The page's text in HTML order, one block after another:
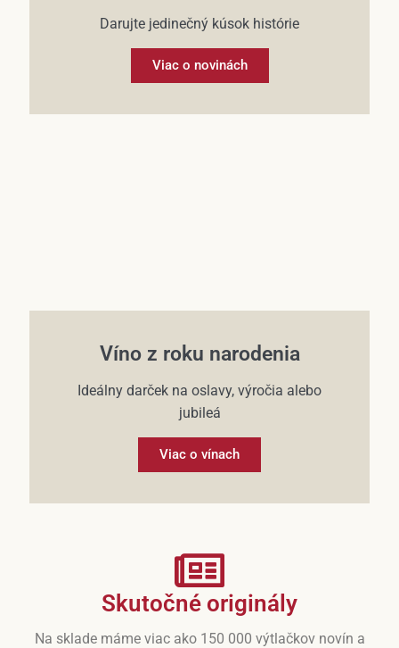
Darujte jedinečný kúsok histórie
Viac o novinách
Víno z roku narodenia
Ideálny darček na oslavy, výročia alebo
jubileá
Viac o vínach
Skutočné originály
Na sklade máme viac ako 150 000 výtlačkov novín a